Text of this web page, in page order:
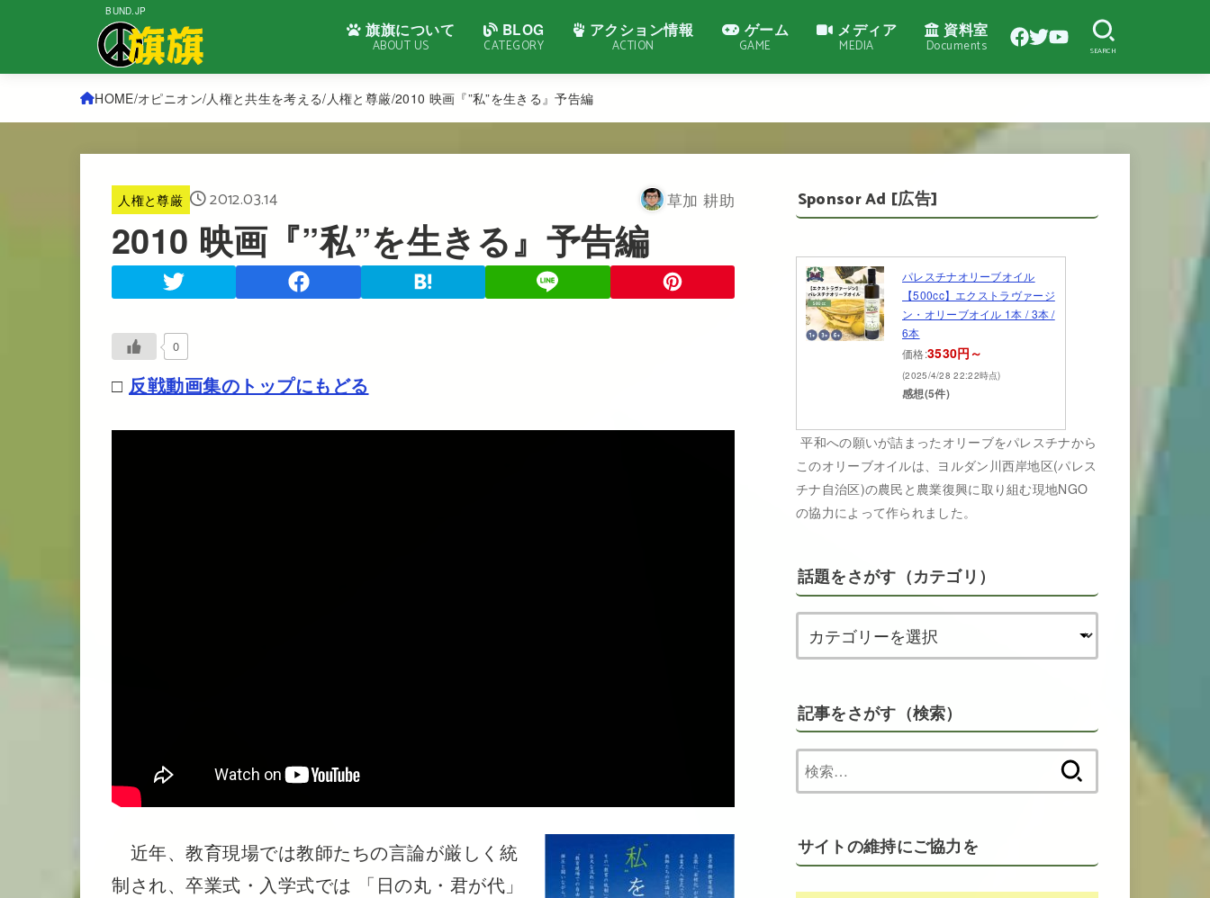
BUND.JP
旗旗について
ABOUT US
BLOG
CATEGORY
アクション情報
ACTION
ゲーム
GAME
メディア
MEDIA
資料室
Documents SEARCH
HOME オピニオン 人権と共生を考える 人権と尊厳 2010 映画『”私”を生きる』予告編
人権と尊厳 2012.03.14 草加 耕助
2010 映画『”私”を生きる』予告編
0
□ 反戦動画集のトップにもどる
近年、教育現場では教師たちの言論が厳しく統
制され、卒業式・入学式では 「日の丸・君が代」
Sponsor Ad [広告]
パレスチナオリーブオイル
【500cc】エクストラヴァージ
ン・オリーブオイル 1本 / 3本 /
6本
価格:3530円～
(2025/4/28 22:22時点)
感想(5件)
平和への願いが詰まったオリーブをパレスチナから
このオリーブオイルは、ヨルダン川西岸地区(パレス
チナ自治区)の農民と農業復興に取り組む現地NGO
の協力によって作られました。
話題をさがす（カテゴリ）
記事をさがす（検索）
索:
サイトの維持にご協力を